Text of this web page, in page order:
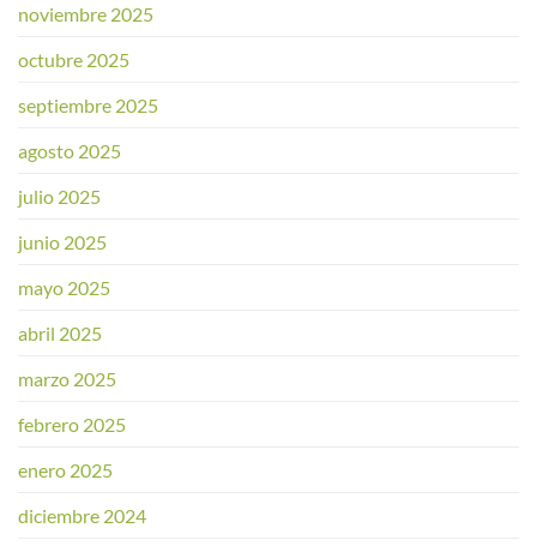
noviembre 2025
octubre 2025
septiembre 2025
agosto 2025
julio 2025
junio 2025
mayo 2025
abril 2025
marzo 2025
febrero 2025
enero 2025
diciembre 2024